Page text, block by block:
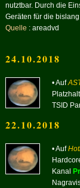
nutztbar. Durch die
Geräten für die
Quelle : areadvd
24.10.2018
• Auf
TSID
22.10.2018
• Auf
Kanal